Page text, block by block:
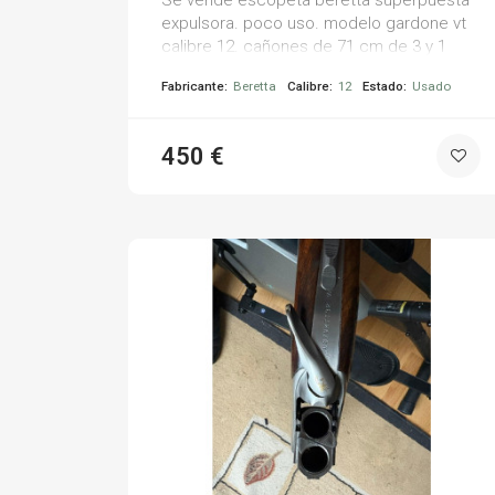
expulsora. poco uso. modelo gardone vt
calibre 12. cañones de 71 cm de 3 y 1
Fabricante: Beretta Calibre: 12 Estado: Usado
450 €